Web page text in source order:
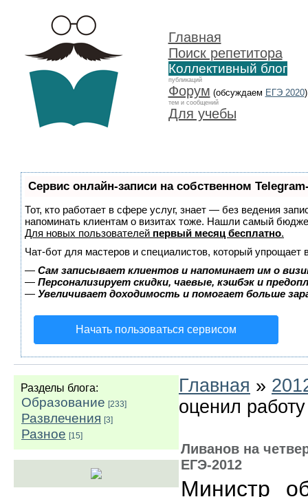
Главная
Поиск репетитора
Коллективный блог
публикаций
Форум (обсуждаем ЕГЭ 2020)
тем и сообщений
Для учебы
Сервис онлайн-записи на собственном
Тот, кто работает в сфере услуг, знает — без ведения
напоминать клиентам о визитах тоже. Нашли самый
Для новых пользователей первый месяц бесплатно.
Чат-бот для мастеров и специалистов, который упрощает
— Сам записывает клиентов и напоминает им о
— Персонализирует скидки, чаевые, кэшбэк и
— Увеличивает доходимость и помогает больше
Начать пользоваться сервисом
Разделы блога:
Образование [233]
Развлечения [3]
Разное [15]
Главная »
оценил
Ливанов на
ЕГЭ-2012
Министр